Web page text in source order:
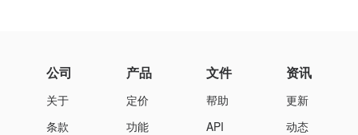
公司
关于
条款
产品
定价
功能
文件
帮助
API
资讯
更新
动态